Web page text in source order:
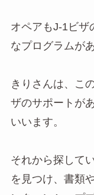
オペアもJ-1ビザ
なプログラムが
きりさんは、こ
ザのサポートが
いいます。
それから探して
を見つけ、書類